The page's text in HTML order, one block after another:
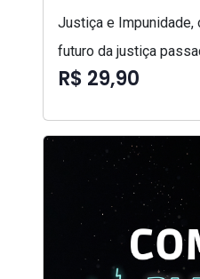
Justiça e
futuro da justiça
R$ 29,90